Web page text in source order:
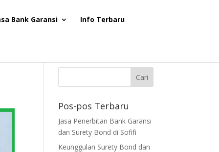
Bank Garansi Info Terbaru
Pos-pos Terbaru
Jasa Penerbitan Bank Garansi
dan Surety Bond di Sofifi
Keunggulan Surety Bond dan